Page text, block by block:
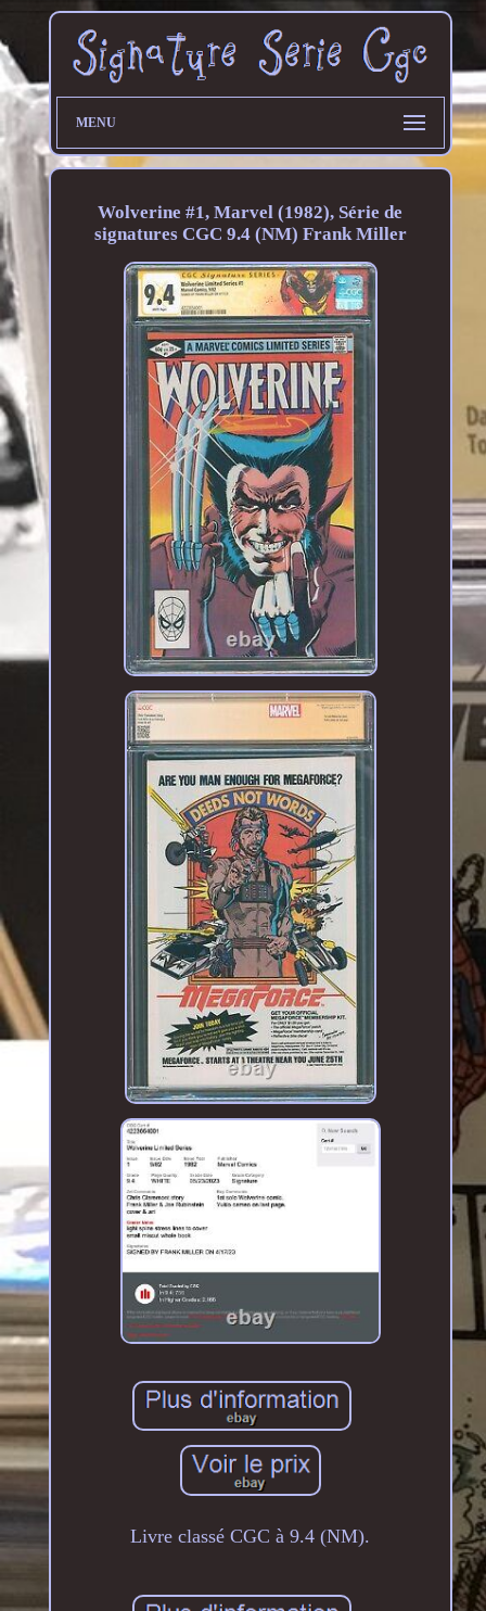
MENU
Wolverine #1, Marvel (1982), Série de
signatures CGC 9.4 (NM) Frank Miller
Livre classé CGC à 9.4 (NM).